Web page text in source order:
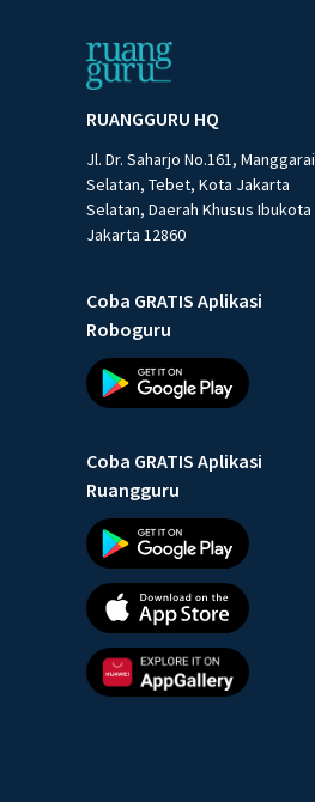
RUANGGURU HQ
Jl. Dr. Saharjo No.161, Manggarai
Selatan, Tebet, Kota Jakarta
Selatan, Daerah Khusus Ibukota
Jakarta 12860
Coba GRATIS Aplikasi
Roboguru
Coba GRATIS Aplikasi
Ruangguru